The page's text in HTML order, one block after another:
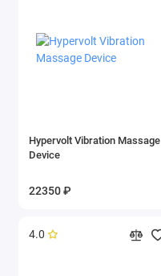
Hypervolt Vibration Massage
Device
22350 ₽
4.0